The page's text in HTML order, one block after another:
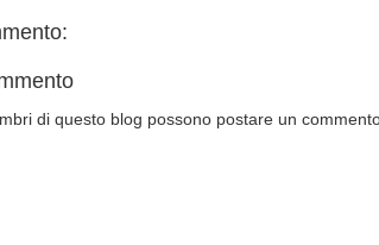
di questo blog possono postare un